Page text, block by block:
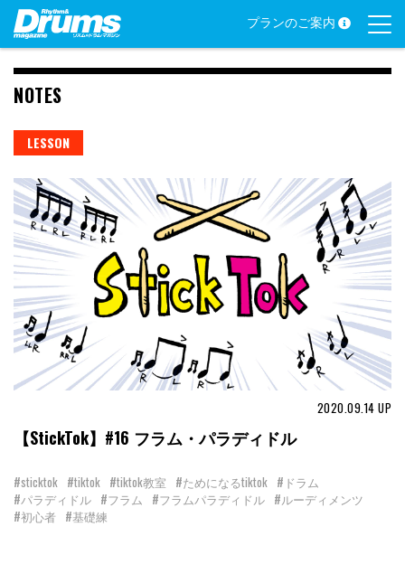
Skip
content
プランのご案内
NOTES
LESSON
2020.09.14 UP
【StickTok】#16 フラム・パラディドル
#sticktok #tiktok #tiktok教室 #ためになるtiktok #ドラム
#パラディドル #フラム #フラムパラディドル #ルーディメンツ
#初心者 #基礎練